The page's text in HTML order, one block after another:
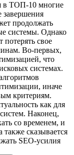
в ТОП-10 многие
завершения
продолжать
системы. Однако
потерять свое
Во-первых,
что
системах.
иначе
критериям.
как для
Наконец,
со временем, и
также сказывается
SEO-усилия